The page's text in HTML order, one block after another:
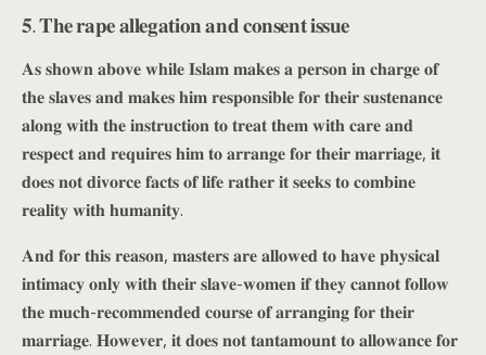
𝟓. 𝐓𝐡𝐞 𝐫𝐚𝐩𝐞 𝐚𝐥𝐥𝐞𝐠𝐚𝐭𝐢𝐨𝐧 𝐚𝐧𝐝 𝐜𝐨𝐧𝐬𝐞𝐧𝐭 𝐢𝐬𝐬𝐮𝐞
𝐀𝐬 𝐬𝐡𝐨𝐰𝐧 𝐚𝐛𝐨𝐯𝐞 𝐰𝐡𝐢𝐥𝐞 𝐈𝐬𝐥𝐚𝐦 𝐦𝐚𝐤𝐞𝐬 𝐚 𝐩𝐞𝐫𝐬𝐨𝐧 𝐢𝐧 𝐜𝐡𝐚𝐫𝐠𝐞 𝐨𝐟
𝐭𝐡𝐞 𝐬𝐥𝐚𝐯𝐞𝐬 𝐚𝐧𝐝 𝐦𝐚𝐤𝐞𝐬 𝐡𝐢𝐦 𝐫𝐞𝐬𝐩𝐨𝐧𝐬𝐢𝐛𝐥𝐞 𝐟𝐨𝐫 𝐭𝐡𝐞𝐢𝐫 𝐬𝐮𝐬𝐭𝐞𝐧𝐚𝐧𝐜𝐞
𝐚𝐥𝐨𝐧𝐠 𝐰𝐢𝐭𝐡 𝐭𝐡𝐞 𝐢𝐧𝐬𝐭𝐫𝐮𝐜𝐭𝐢𝐨𝐧 𝐭𝐨 𝐭𝐫𝐞𝐚𝐭 𝐭𝐡𝐞𝐦 𝐰𝐢𝐭𝐡 𝐜𝐚𝐫𝐞 𝐚𝐧𝐝
𝐫𝐞𝐬𝐩𝐞𝐜𝐭 𝐚𝐧𝐝 𝐫𝐞𝐪𝐮𝐢𝐫𝐞𝐬 𝐡𝐢𝐦 𝐭𝐨 𝐚𝐫𝐫𝐚𝐧𝐠𝐞 𝐟𝐨𝐫 𝐭𝐡𝐞𝐢𝐫 𝐦𝐚𝐫𝐫𝐢𝐚𝐠𝐞, 𝐢𝐭
𝐝𝐨𝐞𝐬 𝐧𝐨𝐭 𝐝𝐢𝐯𝐨𝐫𝐜𝐞 𝐟𝐚𝐜𝐭𝐬 𝐨𝐟 𝐥𝐢𝐟𝐞 𝐫𝐚𝐭𝐡𝐞𝐫 𝐢𝐭 𝐬𝐞𝐞𝐤𝐬 𝐭𝐨 𝐜𝐨𝐦𝐛𝐢𝐧𝐞
𝐫𝐞𝐚𝐥𝐢𝐭𝐲 𝐰𝐢𝐭𝐡 𝐡𝐮𝐦𝐚𝐧𝐢𝐭𝐲.
𝐀𝐧𝐝 𝐟𝐨𝐫 𝐭𝐡𝐢𝐬 𝐫𝐞𝐚𝐬𝐨𝐧, 𝐦𝐚𝐬𝐭𝐞𝐫𝐬 𝐚𝐫𝐞 𝐚𝐥𝐥𝐨𝐰𝐞𝐝 𝐭𝐨 𝐡𝐚𝐯𝐞 𝐩𝐡𝐲𝐬𝐢𝐜𝐚𝐥
𝐢𝐧𝐭𝐢𝐦𝐚𝐜𝐲 𝐨𝐧𝐥𝐲 𝐰𝐢𝐭𝐡 𝐭𝐡𝐞𝐢𝐫 𝐬𝐥𝐚𝐯𝐞-𝐰𝐨𝐦𝐞𝐧 𝐢𝐟 𝐭𝐡𝐞𝐲 𝐜𝐚𝐧𝐧𝐨𝐭 𝐟𝐨𝐥𝐥𝐨𝐰
𝐭𝐡𝐞 𝐦𝐮𝐜𝐡-𝐫𝐞𝐜𝐨𝐦𝐦𝐞𝐧𝐝𝐞𝐝 𝐜𝐨𝐮𝐫𝐬𝐞 𝐨𝐟 𝐚𝐫𝐫𝐚𝐧𝐠𝐢𝐧𝐠 𝐟𝐨𝐫 𝐭𝐡𝐞𝐢𝐫
𝐦𝐚𝐫𝐫𝐢𝐚𝐠𝐞. 𝐇𝐨𝐰𝐞𝐯𝐞𝐫, 𝐢𝐭 𝐝𝐨𝐞𝐬 𝐧𝐨𝐭 𝐭𝐚𝐧𝐭𝐚𝐦𝐨𝐮𝐧𝐭 𝐭𝐨 𝐚𝐥𝐥𝐨𝐰𝐚𝐧𝐜𝐞 𝐟𝐨𝐫